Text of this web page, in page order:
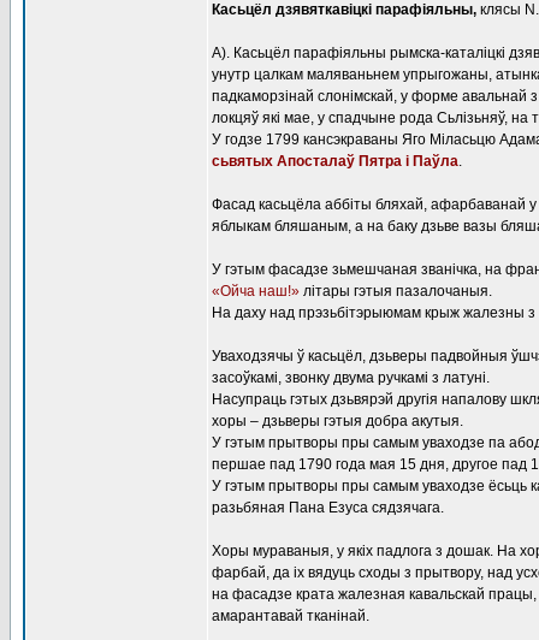
Касьцёл дзявяткавіцкі парафіяльны, клясы N.
А). Касьцёл парафіяльны рымска-каталіцкі
унутр цалкам маляваньнем упрыгожаны,
падкаморзінай слонімскай, у форме
локцяў які мае, у спадчыне рода Сьлізьняў,
У годзе 1799 кансэкраваны Яго Міласьцю
сьвятых Апосталаў Пятра і Паўла.
Фасад касьцёла аббіты бляхай, афарбаванай
яблыкам бляшаным, а на баку дзьве вазы
У гэтым фасадзе зьмешчаная званічка, на
«Ойча наш!» літары гэтыя пазалочаныя.
На даху над прэзьбітэрыюмам крыж жалезны
Уваходзячы ў касьцёл, дзьверы падвойныя
засоўкамі, звонку двума ручкамі з латуні.
Насупраць гэтых дзьвярэй другія напалову
хоры – дзьверы гэтыя добра акутыя.
У гэтым прытворы пры самым уваходзе па
першае пад 1790 года мая 15 дня, другое пад
У гэтым прытворы пры самым уваходзе ёсьць
разьбяная Пана Езуса сядзячага.
Хоры мураваныя, у якіх падлога з дошак. На
фарбай, да іх вядуць сходы з прытвору, над
на фасадзе крата жалезная кавальскай
амарантавай тканінай.